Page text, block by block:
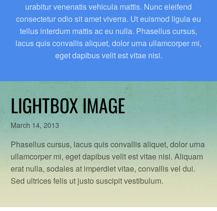
urabitur venenatis vehicula mattis. Nunc eleifend
consectetur odio sit amet viverra. Ut euismod ligula eu
tellus interdum mattis ac eu nulla. Phasellus cursus,
lacus quis convallis aliquet, dolor urna ullamcorper mi,
eget dapibus velit est vitae nisi.
LIGHTBOX IMAGE
March 14, 2013
Phasellus cursus, lacus quis convallis aliquet, dolor urna
ullamcorper mi, eget dapibus velit est vitae nisi. Aliquam
erat nulla, sodales at imperdiet vitae, convallis vel dui.
Sed ultrices felis ut justo suscipit vestibulum.